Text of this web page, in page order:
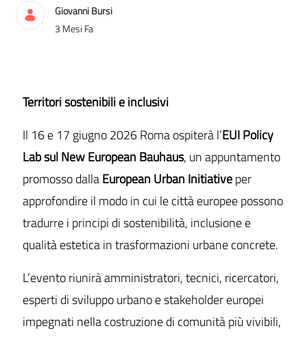
Giovanni Bursi
Data di Pubblicazione
3 Mesi Fa
Territori sostenibili e inclusivi
Il 16 e 17 giugno 2026 Roma ospiterà l’EUI Policy
Lab sul New European Bauhaus, un appuntamento
promosso dallaEuropean Urban Initiativeper
approfondire il modo in cui le città europee possono
tradurre i principi di sostenibilità, inclusione e
qualità estetica in trasformazioni urbane concrete.
L’evento riunirà amministratori, tecnici, ricercatori,
esperti di sviluppo urbano e stakeholder europei
impegnati nella costruzione di comunità più vivibili,